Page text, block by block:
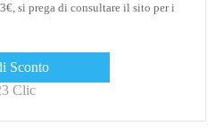
si prega di consultare il sito per i
Sconto
Clic